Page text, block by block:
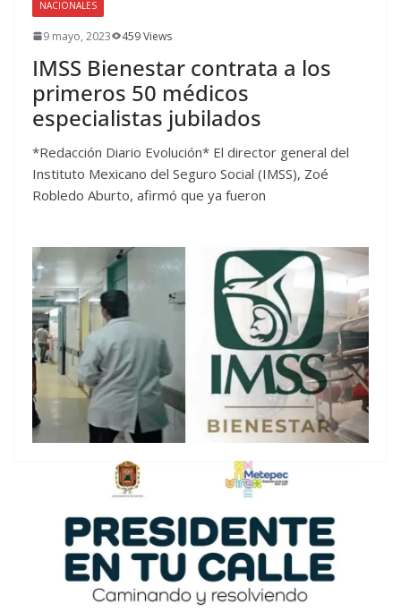
NACIONALES
9 mayo, 2023 459 Views
IMSS Bienestar contrata a los
primeros 50 médicos
especialistas jubilados
*Redacción Diario Evolución* El director general del
Instituto Mexicano del Seguro Social (IMSS), Zoé
Robledo Aburto, afirmó que ya fueron